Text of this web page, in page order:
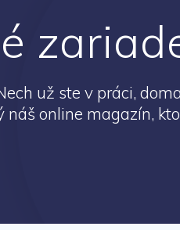
už ste v práci,
online magazín,